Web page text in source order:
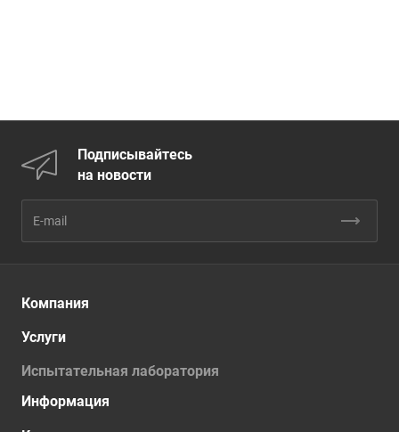
Подписывайтесь
на новости
Компания
Услуги
Испытательная лаборатория
Информация